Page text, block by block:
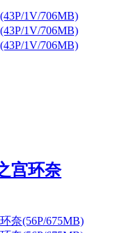
宫环奈